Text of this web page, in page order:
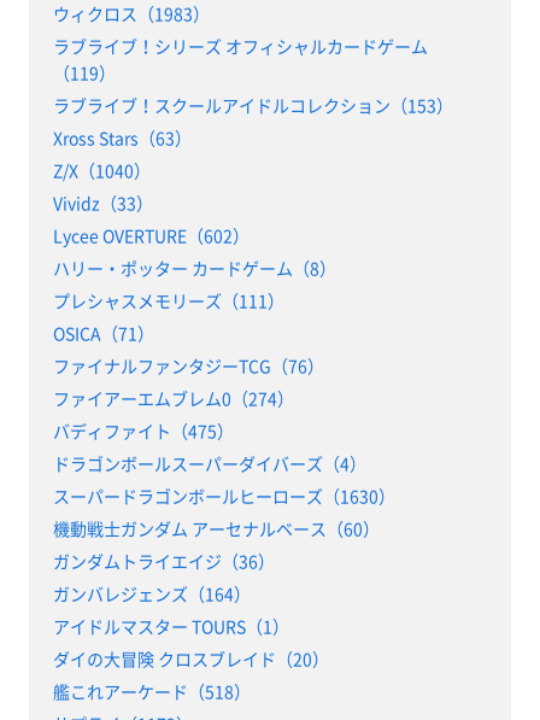
ウィクロス（1983）
ラブライブ！シリーズ オフィシャルカードゲーム
（119）
ラブライブ！スクールアイドルコレクション（153）
Xross Stars（63）
Z/X（1040）
Vividz（33）
Lycee OVERTURE（602）
ハリー・ポッター カードゲーム（8）
プレシャスメモリーズ（111）
OSICA（71）
ファイナルファンタジーTCG（76）
ファイアーエムブレム0（274）
バディファイト（475）
ドラゴンボールスーパーダイバーズ（4）
スーパードラゴンボールヒーローズ（1630）
機動戦士ガンダム アーセナルベース（60）
ガンダムトライエイジ（36）
ガンバレジェンズ（164）
アイドルマスター TOURS（1）
ダイの大冒険 クロスブレイド（20）
艦これアーケード（518）